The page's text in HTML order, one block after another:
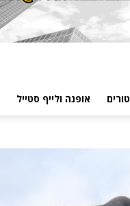
טורים אופנה ולייף סטייל